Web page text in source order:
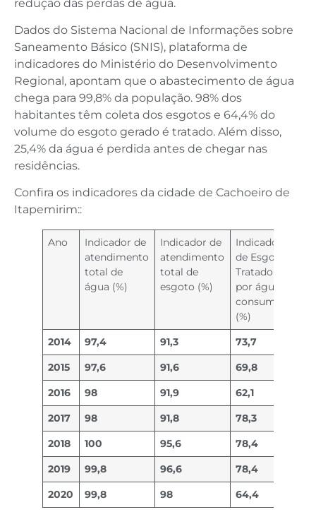
redução das perdas de água.
Dados do Sistema Nacional de Informações sobre
Saneamento Básico (SNIS), plataforma de
indicadores do Ministério do Desenvolvimento
Regional, apontam que o abastecimento de água
chega para 99,8% da população. 98% dos
habitantes têm coleta dos esgotos e 64,4% do
volume do esgoto gerado é tratado. Além disso,
25,4% da água é perdida antes de chegar nas
residências.
Confira os indicadores da cidade de Cachoeiro de
Itapemirim::
Ano
Indicador de
atendimento
total de
água (%)
Indicador de
atendimento
total de
esgoto (%)
Indicador
de Esgoto
Tratado
por água
consumida
(%)
2014
97,4 91,3
73,7
2015
97,6 91,6
69,8
2016
98 91,9
62,1
2017
98 91,8
78,3
2018
100 95,6
78,4
2019
99,8 96,6
78,4
2020
99,8 98 64,4